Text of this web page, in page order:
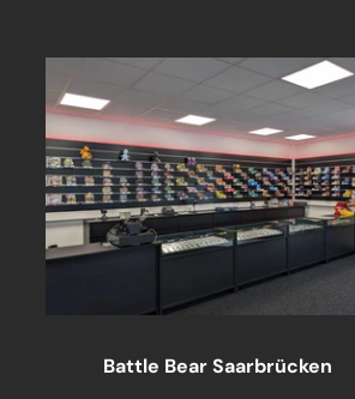
Battle Bear Saarbrücken